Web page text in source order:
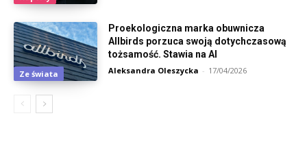
Ze świata
Proekologiczna marka obuwnicza
Allbirds porzuca swoją dotychczasową
tożsamość. Stawia na AI
Aleksandra Oleszycka - 17/04/2026